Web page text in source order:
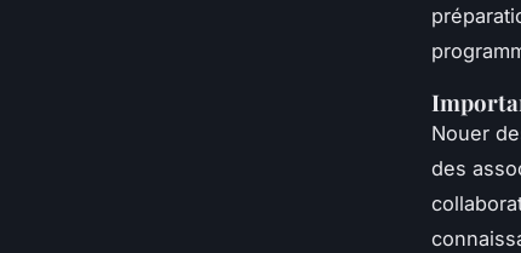
Nouer
des